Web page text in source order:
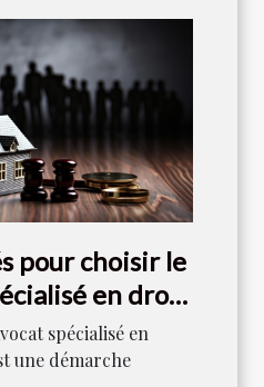
pour choisir le
en droit
spécialisé en
une démarche